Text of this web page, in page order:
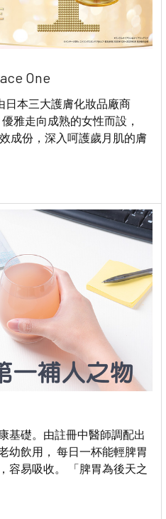
One
日本三大護膚化妝品廠商
雅走向成熟的女性而設，
成份，深入呵護歲月肌的膚
基礎。由註冊中醫師調配出
幼飲用， 每日一杯能輕脾胃
容易吸收。 「脾胃為後天之